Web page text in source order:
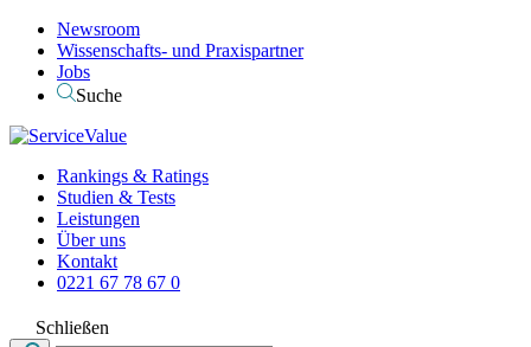
Newsroom
Wissenschafts- und Praxispartner
Jobs
Suche
Rankings & Ratings
Studien & Tests
Leistungen
Über uns
Kontakt
0221 67 78 67 0
Schließen